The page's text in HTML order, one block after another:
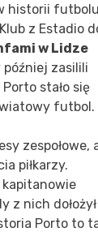
historii
z Estadio
w Lidze
zasilili
stało się
futbol.
zespołowe,
piłkarzy.
z nich dołożył
Porto to